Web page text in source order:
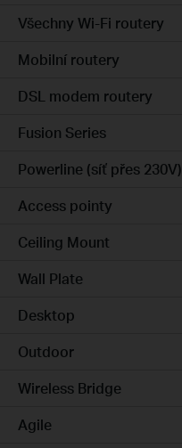
Všechny Wi-Fi routery
Mobilní routery
DSL modem routery
Fusion Series
Powerline (síť přes 230V)
Access pointy
Ceiling Mount
Wall Plate
Desktop
Outdoor
Wireless Bridge
Agile